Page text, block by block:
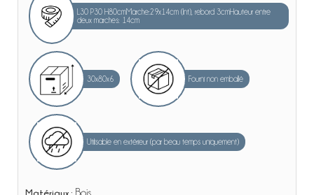
L30 P30 H80cmMarche:29x14cm (Int), rebord 3cmHauteur entre
deux marches: 14cm
30x80x6 Fourni non emballé
Utilisable en extérieur (par beau temps uniquement)
Matériaux :